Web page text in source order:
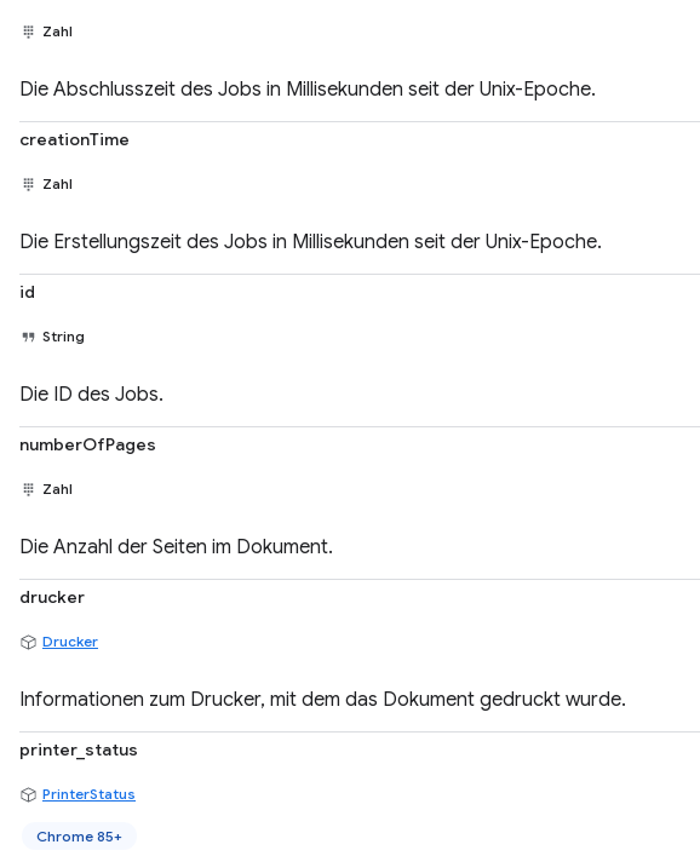
Zahl
Die Abschlusszeit des Jobs in Millisekunden seit der Unix-Epoche.
creationTime
Zahl
Die Erstellungszeit des Jobs in Millisekunden seit der Unix-Epoche.
id
String
Die ID des Jobs.
numberOfPages
Zahl
Die Anzahl der Seiten im Dokument.
drucker
Drucker
Informationen zum Drucker, mit dem das Dokument gedruckt wurde.
printer_status
PrinterStatus
Chrome 85+